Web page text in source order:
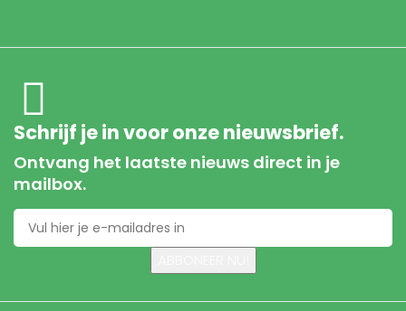
Schrijf je in voor onze nieuwsbrief.
Ontvang het laatste nieuws direct in je
mailbox.